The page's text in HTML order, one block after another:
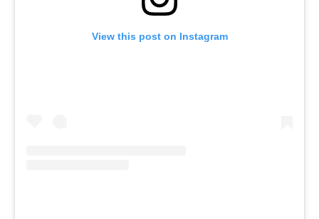
View this post on Instagram